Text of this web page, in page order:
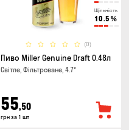
Щільність
10.5 %
(0)
Пиво Miller Genuine Draft 0.48л
Світле, Фільтроване, 4.7°
55,50
грн за 1 шт